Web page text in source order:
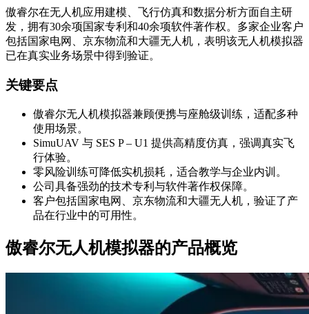
傲睿尔在无人机应用建模、飞行仿真和数据分析方面自主研
发，拥有30余项国家专利和40余项软件著作权。多家企业客户
包括国家电网、京东物流和大疆无人机，表明该无人机模拟器
已在真实业务场景中得到验证。
关键要点
傲睿尔无人机模拟器兼顾便携与座舱级训练，适配多种
使用场景。
SimuUAV 与 SES P – U1 提供高精度仿真，强调真实飞
行体验。
零风险训练可降低实机损耗，适合教学与企业内训。
公司具备强劲的技术专利与软件著作权保障。
客户包括国家电网、京东物流和大疆无人机，验证了产
品在行业中的可用性。
傲睿尔无人机模拟器的产品概览